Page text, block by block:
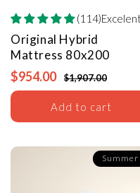
Original Hybrid
Mattress 80x200
$954.00 $1,907.00
Add to cart
Summer